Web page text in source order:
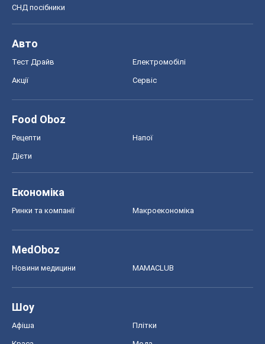
СНД посібники
Авто
Тест Драйв Електромобілі
Акції Сервіс
Food Oboz
Рецепти Напої
Дієти
Економіка
Ринки та компанії Макроекономіка
MedOboz
Новини медицини MAMACLUB
Шоу
Афіша Плітки